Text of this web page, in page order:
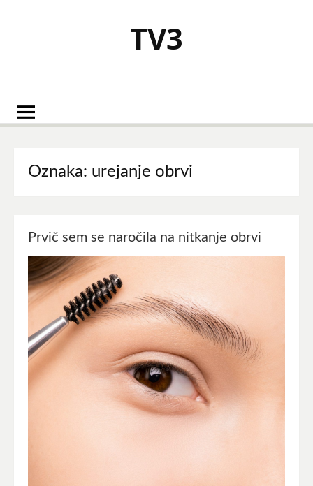
TV3
Oznaka: urejanje obrvi
Prvič sem se naročila na nitkanje obrvi